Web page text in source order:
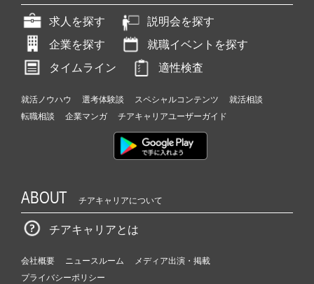
求人を探す
説明会を探す
企業を探す
就職イベントを探す
タイムライン
適性検査
就活ノウハウ 選考体験談 スペシャルコンテンツ
就活相談
転職相談
企業マンガ チアキャリアユーザーガイド
ABOUT チアキャリアについて
チアキャリアとは
会社概要 ニュースルーム
メディア出演・掲載
プライバシーポリシー